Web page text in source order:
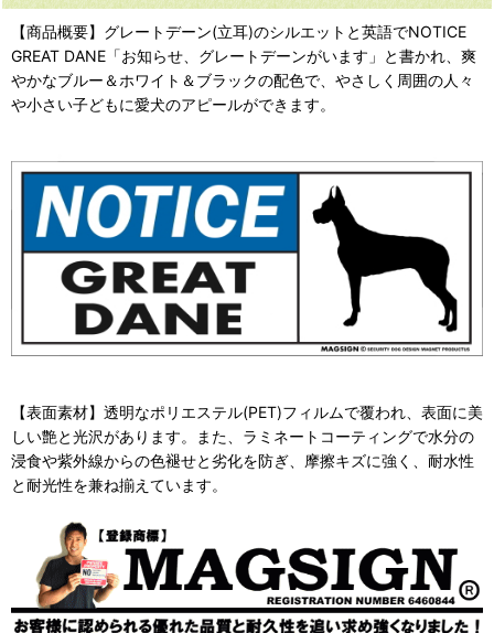
【商品概要】グレートデーン(立耳)のシルエットと英語でNOTICE
GREAT DANE「お知らせ、グレートデーンがいます」と書かれ、爽
やかなブルー＆ホワイト＆ブラックの配色で、やさしく周囲の人々
や小さい子どもに愛犬のアピールができます。
【表面素材】透明なポリエステル(PET)フィルムで覆われ、表面に美
しい艶と光沢があります。また、ラミネートコーティングで水分の
浸食や紫外線からの色褪せと劣化を防ぎ、摩擦キズに強く、耐水性
と耐光性を兼ね揃えています。